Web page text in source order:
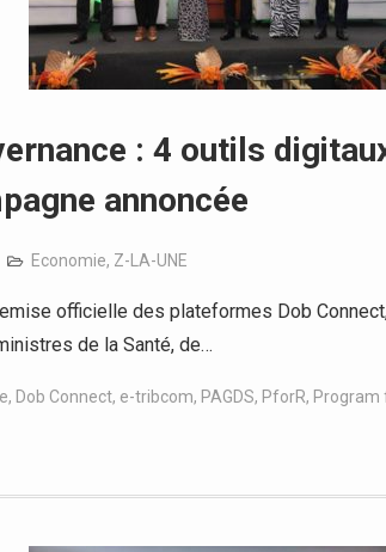
: 4 outils
annoncée
Economie, Z-LA-UNE
officielle des plateformes Dob
de la Santé, de…
, Dob Connect, e-tribcom, PAGDS, PforR, Program